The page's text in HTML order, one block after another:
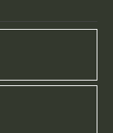
adipiscing
dolor.